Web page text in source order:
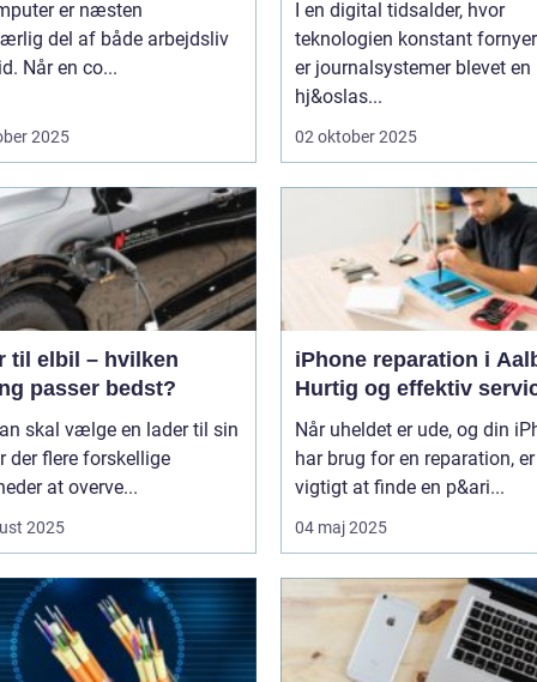
er næsten
del af både arbejdsliv
Når en co...
2025
I en digital tidsalder, hvor
teknologien konstant
er journalsystemer blevet en
hj&oslas...
02 oktober 2025
til elbil – hvilken
passer bedst?
skal vælge en lader til sin
der flere forskellige
at overve...
2025
iPhone reparation i
Hurtig og effektiv
Når uheldet er ude, og din
har brug for en reparation,
vigtigt at finde en p&ari...
04 maj 2025